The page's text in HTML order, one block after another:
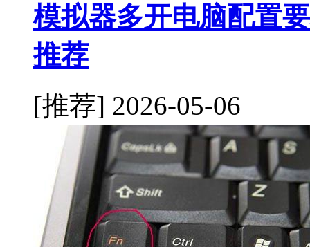
模拟器多开电脑配置
推荐
[推荐] 2026-05-06